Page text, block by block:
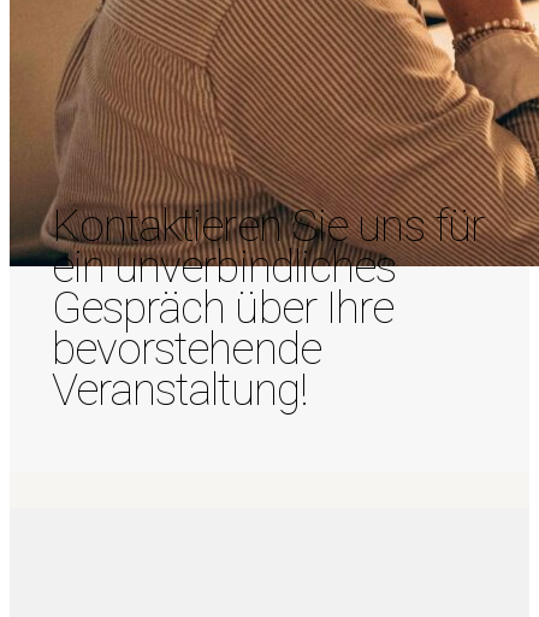
Kontaktieren Sie uns für
ein unverbindliches
Gespräch über Ihre
bevorstehende
Veranstaltung!